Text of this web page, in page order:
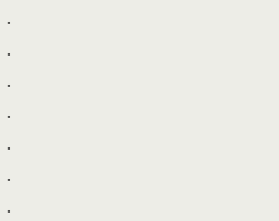
.
.
.
.
.
.
.